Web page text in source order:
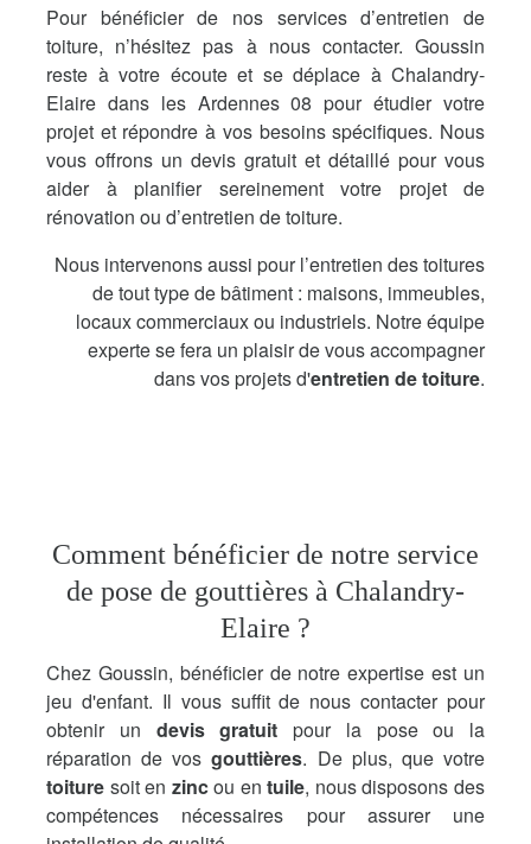
Pour bénéficier de nos services d’entretien de
toiture, n’hésitez pas à nous contacter. Goussin
reste à votre écoute et se déplace à Chalandry-
Elaire dans les Ardennes 08 pour étudier votre
projet et répondre à vos besoins spécifiques. Nous
vous offrons un devis gratuit et détaillé pour vous
aider à planifier sereinement votre projet de
rénovation ou d’entretien de toiture.
Nous intervenons aussi pour l’entretien des toitures
de tout type de bâtiment : maisons, immeubles,
locaux commerciaux ou industriels. Notre équipe
experte se fera un plaisir de vous accompagner
dans vos projets d'entretien de toiture.
Comment bénéficier de notre service
de pose de gouttières à Chalandry-
Elaire ?
Chez Goussin, bénéficier de notre expertise est un
jeu d'enfant. Il vous suffit de nous contacter pour
obtenir un devis gratuit pour la pose ou la
réparation de vosgouttières. De plus, que votre
toiture soit en zincou entuile, nous disposons des
compétences nécessaires pour assurer une